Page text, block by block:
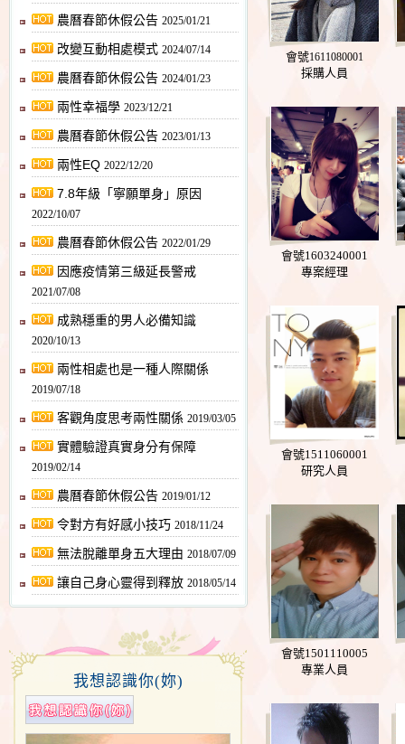
農曆春節休假公告 2025/01/21
改變互動相處模式 2024/07/14
農曆春節休假公告 2024/01/23
兩性幸福學 2023/12/21
農曆春節休假公告 2023/01/13
兩性EQ 2022/12/20
7.8年級「寧願單身」原因
2022/10/07
農曆春節休假公告 2022/01/29
因應疫情第三級延長警戒
2021/07/08
成熟穩重的男人必備知識
2020/10/13
兩性相處也是一種人際關係
2019/07/18
客觀角度思考兩性關係 2019/03/05
實體驗證真實身分有保障
2019/02/14
農曆春節休假公告 2019/01/12
令對方有好感小技巧 2018/11/24
無法脫離單身五大理由 2018/07/09
讓自己身心靈得到釋放 2018/05/14
我想認識你(妳)
會號1611080001
採購人員
會號1603240001
專案經理
會號1511060001
研究人員
會號1501110005
專業人員